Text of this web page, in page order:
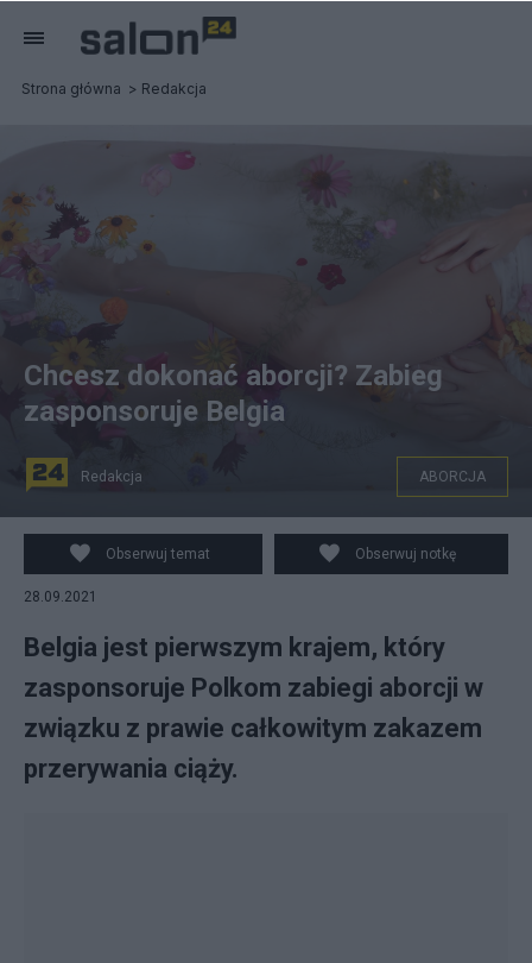
Strona główna Redakcja
Unsplash
Chcesz dokonać aborcji? Zabieg
zasponsoruje Belgia
Redakcja ABORCJA
Obserwuj temat Obserwuj notkę
28.09.2021
Belgia jest pierwszym krajem, który
zasponsoruje Polkom zabiegi aborcji w
związku z prawie całkowitym zakazem
przerywania ciąży.